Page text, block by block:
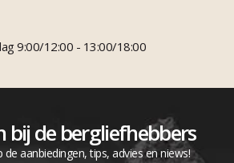
9:00/12:00 - 13:00/18:00
bij de bergliefhebbers
aanbiedingen, tips, advies en niews!